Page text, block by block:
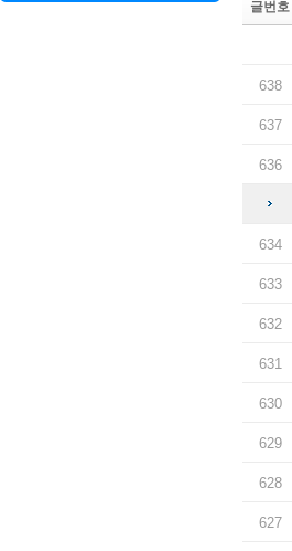
글번호
638
637
636
634
633
632
631
630
629
628
627